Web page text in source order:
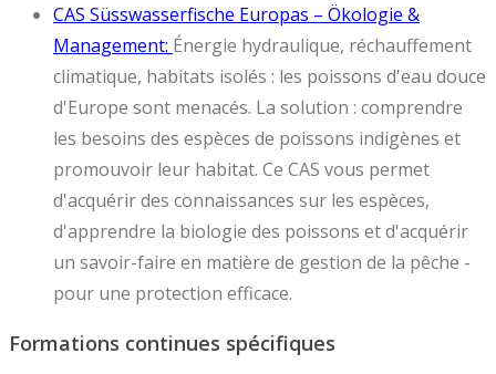
CAS Süsswasserfische Europas – Ökologie &
Management: Énergie hydraulique, réchauffement
climatique, habitats isolés : les poissons d'eau douce
d'Europe sont menacés. La solution : comprendre
les besoins des espèces de poissons indigènes et
promouvoir leur habitat. Ce CAS vous permet
d'acquérir des connaissances sur les espèces,
d'apprendre la biologie des poissons et d'acquérir
un savoir-faire en matière de gestion de la pêche -
pour une protection efficace.
Formations continues spécifiques